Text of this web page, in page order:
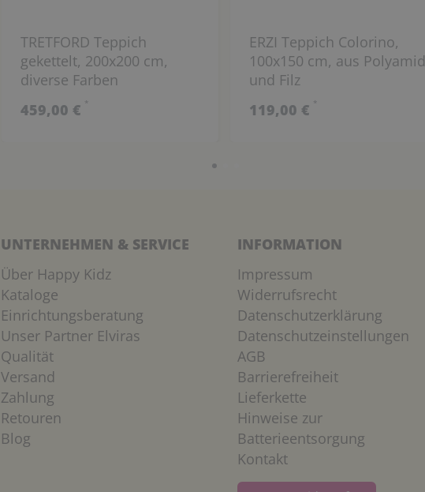
TRETFORD Teppich
gekettelt, 200x200 cm,
diverse Farben
459,00 € *
ERZI Teppich Colorino,
100x150 cm, aus Polyamid
und Filz
119,00 € *
UNTERNEHMEN & SERVICE
Über Happy Kidz
Kataloge
Einrichtungsberatung
Unser Partner Elviras
Qualität
Versand
Zahlung
Retouren
Blog
INFORMATION
Impressum
Widerrufsrecht
Datenschutzerklärung
Datenschutzeinstellungen
AGB
Barrierefreiheit
Lieferkette
Hinweise zur
Batterieentsorgung
Kontakt